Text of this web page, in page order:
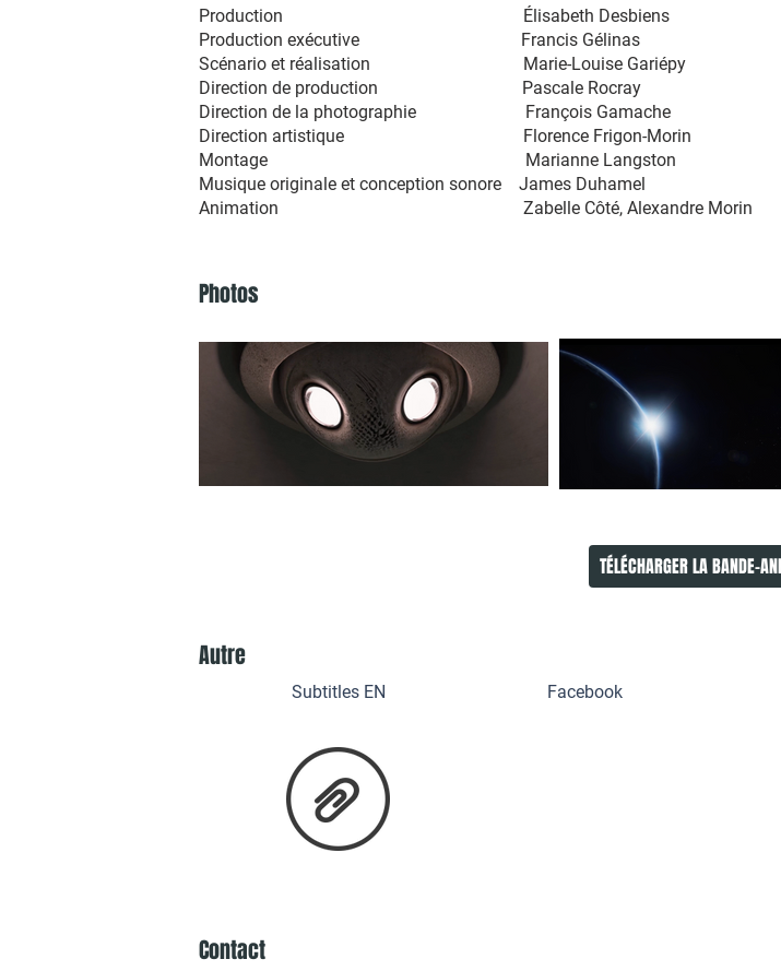
Production Élisabeth Desbiens
Production exécutive Francis Gélinas
Scénario et réalisation Marie-Louise Gariépy
Direction de production Pascale Rocray
Direction de la photographie François Gamache
Direction artistique Florence Frigon-Morin
Montage Marianne Langston
Musique originale et conception sonore James Duhamel
Animation Zabelle Côté, Alexandre Morin
Photos
TÉLÉCHARGER LA BANDE-
Autre
Subtitles EN Facebook
Contact